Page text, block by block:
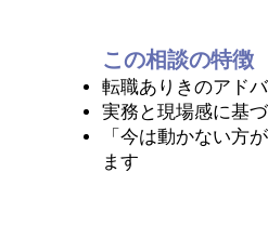
この相談の特徴
転職ありきのアド
実務と現場感に基
「今は動かない方
ます